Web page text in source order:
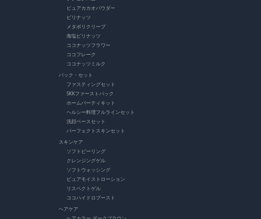
ピュアカカオパウダー
ピリナッツ
メタボリクリープ
海塩ピリナッツ
ココナッツフラワー
ココフレーク
ココナッツミルク
パック・セット
ファスティングセット
SKKファーストパック
ホームパーティキット
ヘルシー料理フルラインセット
洗顔ベースセット
パーフェクトスキンセット
スキンケア
ソフトピーリング
クレンジングゲル
ソフトウォッシング
ピュアモイストローション
リスペクトゲル
ココハイドロブースト
ヘアケア